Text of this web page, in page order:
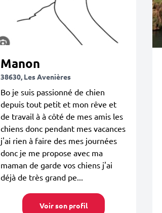
Manon
38630, Les Avenières
Bo je suis passionné de chien
depuis tout petit et mon rêve et
de travail à à côté de mes amis les
chiens donc pendant mes vacances
j'ai rien à faire des mes journées
donc je me propose avec ma
maman de garde vos chiens j'ai
déjà de très grand pe...
Voir son profil